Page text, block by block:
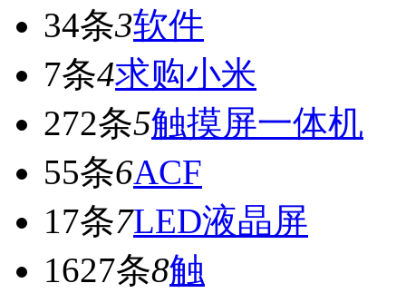
34条3软件
7条4求购小米
272条5触摸屏一体机
55条6ACF
17条7LED液晶屏
1627条8触